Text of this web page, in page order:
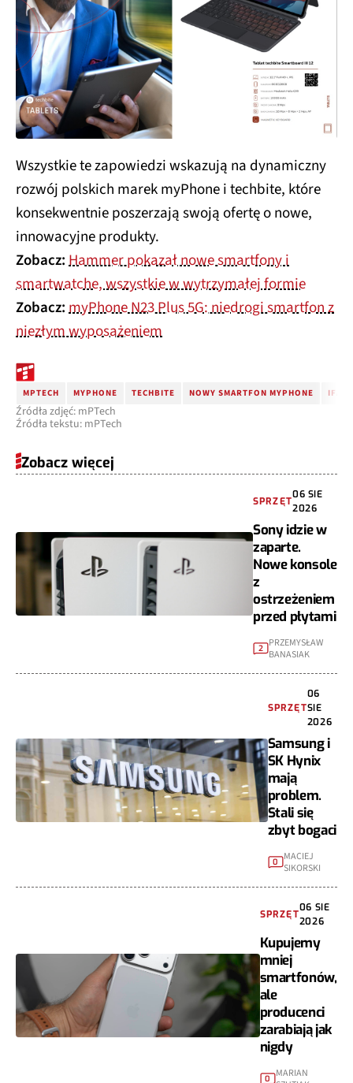
Wszystkie te zapowiedzi wskazują na dynamiczny
rozwój polskich marek myPhone i techbite, które
konsekwentnie poszerzają swoją ofertę o nowe,
innowacyjne produkty.
Zobacz:Hammer pokazał nowe smartfony i
smartwatche, wszystkie w wytrzymałej formie
Zobacz:myPhone N23 Plus 5G: niedrogi smartfon z
niezłym wyposażeniem
MPTECH MYPHONE TECHBITE NOWY SMARTFON MYPHONE IFA
Źródła zdjęć: mPTech
Źródła tekstu: mPTech
Zobacz więcej
SPRZĘT
06 SIE
2026
Sony idzie w
zaparte.
Nowe konsole
z
ostrzeżeniem
przed płytami
2 PRZEMYSŁAW
BANASIAK
SPRZĘT
06
SIE
2026
Samsung i
SK Hynix
mają
problem.
Stali się
zbyt bogaci
0 MACIEJ
SIKORSKI
SPRZĘT
06 SIE
2026
Kupujemy
mniej
smartfonów,
ale
producenci
zarabiają jak
nigdy
0 MARIAN